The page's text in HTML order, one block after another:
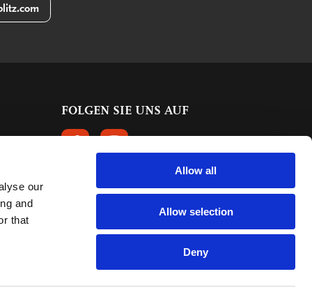
our
and
that
Allow all
Allow selection
Deny
FOLGEN SIE UNS AUF
FOLGEN SIE UNS AUF FACEBOOK
FOLGEN SIE UNS AUF INSTAGRAM
KUNDENBEWERTUNGEN